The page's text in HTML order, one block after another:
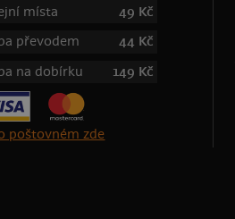
místa
49 Kč
převodem
44 Kč
na dobírku
149 Kč
poštovném zde